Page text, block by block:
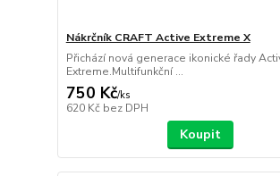
Nákrčník CRAFT Active Extreme X
Přichází nová generace ikonické řady
Extreme.Multifunkční ...
750 Kč/ks
620 Kč bez DPH
Koupit